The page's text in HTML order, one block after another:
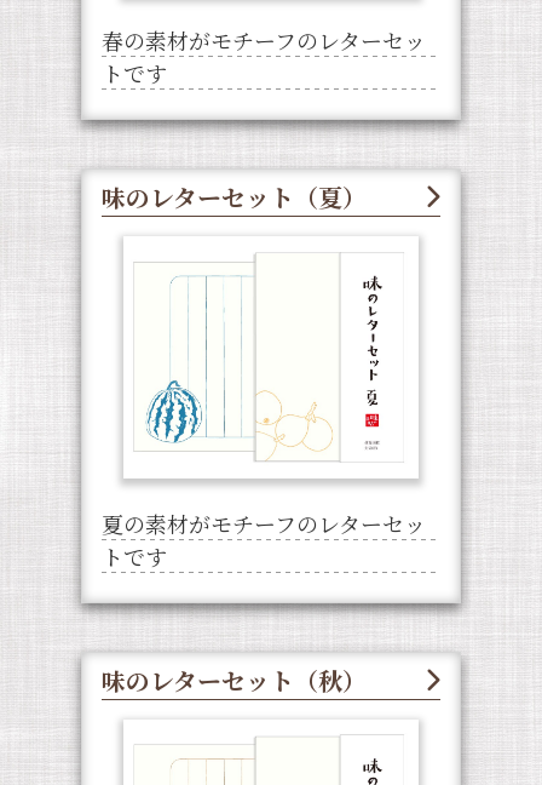
春の素材がモチーフのレターセッ
トです
味のレターセット（夏）
夏の素材がモチーフのレターセッ
トです
味のレターセット（秋）